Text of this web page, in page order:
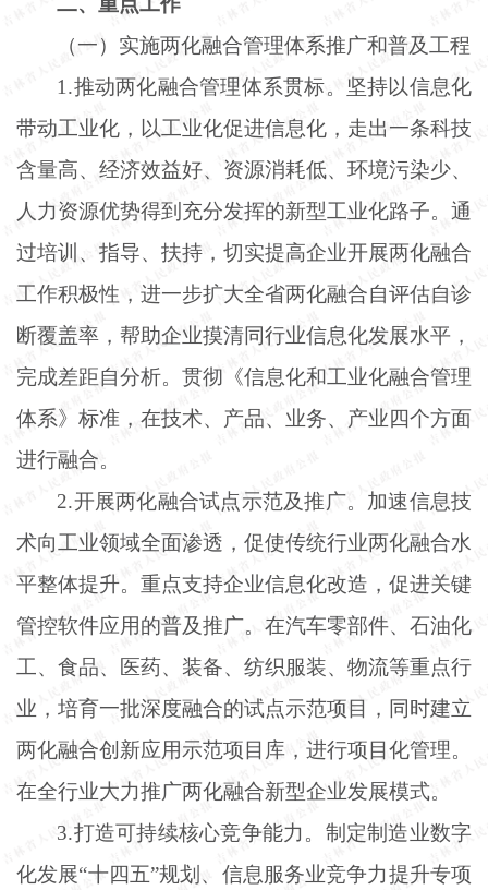
（一）实施两化融合管理体系推广和普及工程
1.推动两化融合管理体系贯标。坚持以信息化
带动工业化，以工业化促进信息化，走出一条科技
含量高、经济效益好、资源消耗低、环境污染少、
人力资源优势得到充分发挥的新型工业化路子。通
过培训、指导、扶持，切实提高企业开展两化融合
工作积极性，进一步扩大全省两化融合自评估自诊
断覆盖率，帮助企业摸清同行业信息化发展水平，
完成差距自分析。贯彻《信息化和工业化融合管理
体系》标准，在技术、产品、业务、产业四个方面
进行融合。
2.开展两化融合试点示范及推广。加速信息技
术向工业领域全面渗透，促使传统行业两化融合水
平整体提升。重点支持企业信息化改造，促进关键
管控软件应用的普及推广。在汽车零部件、石油化
工、食品、医药、装备、纺织服装、物流等重点行
业，培育一批深度融合的试点示范项目，同时建立
两化融合创新应用示范项目库，进行项目化管理。
在全行业大力推广两化融合新型企业发展模式。
3.打造可持续核心竞争能力。制定制造业数字
化发展“十四五”规划、信息服务业竞争力提升专项